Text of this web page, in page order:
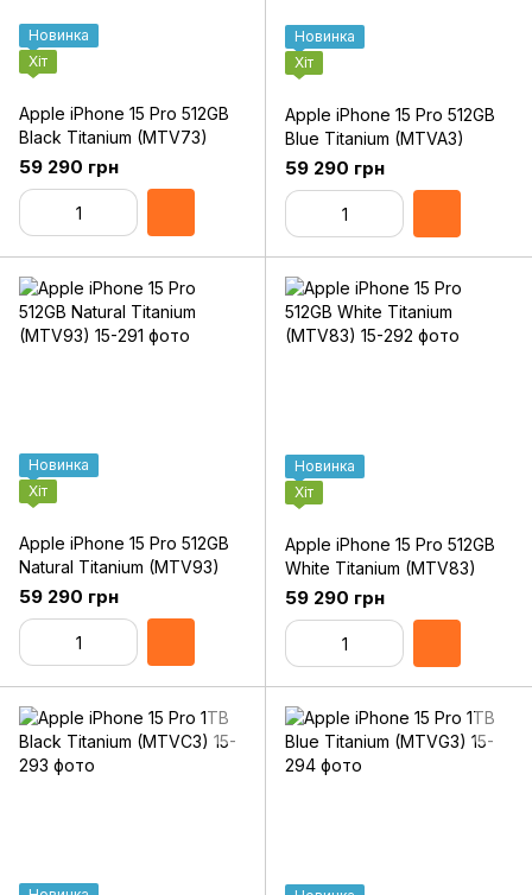
Новинка
Хіт
Apple iPhone 15 Pro 512GB
Black Titanium (MTV73)
59 290 грн
Новинка
Хіт
Apple iPhone 15 Pro 512GB
Blue Titanium (MTVA3)
59 290 грн
Новинка
Хіт
Apple iPhone 15 Pro 512GB
Natural Titanium (MTV93)
59 290 грн
Новинка
Хіт
Apple iPhone 15 Pro 512GB
White Titanium (MTV83)
59 290 грн